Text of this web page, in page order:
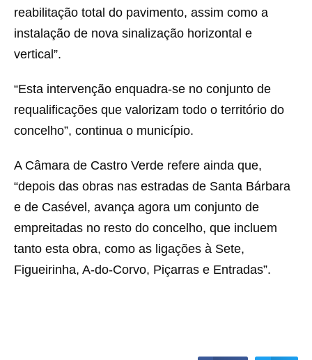
reabilitação total do pavimento, assim como a
instalação de nova sinalização horizontal e
vertical”.
“Esta intervenção enquadra-se no conjunto de
requalificações que valorizam todo o território do
concelho”, continua o município.
A Câmara de Castro Verde refere ainda que,
“depois das obras nas estradas de Santa Bárbara
e de Casével, avança agora um conjunto de
empreitadas no resto do concelho, que incluem
tanto esta obra, como as ligações à Sete,
Figueirinha, A-do-Corvo, Piçarras e Entradas”.